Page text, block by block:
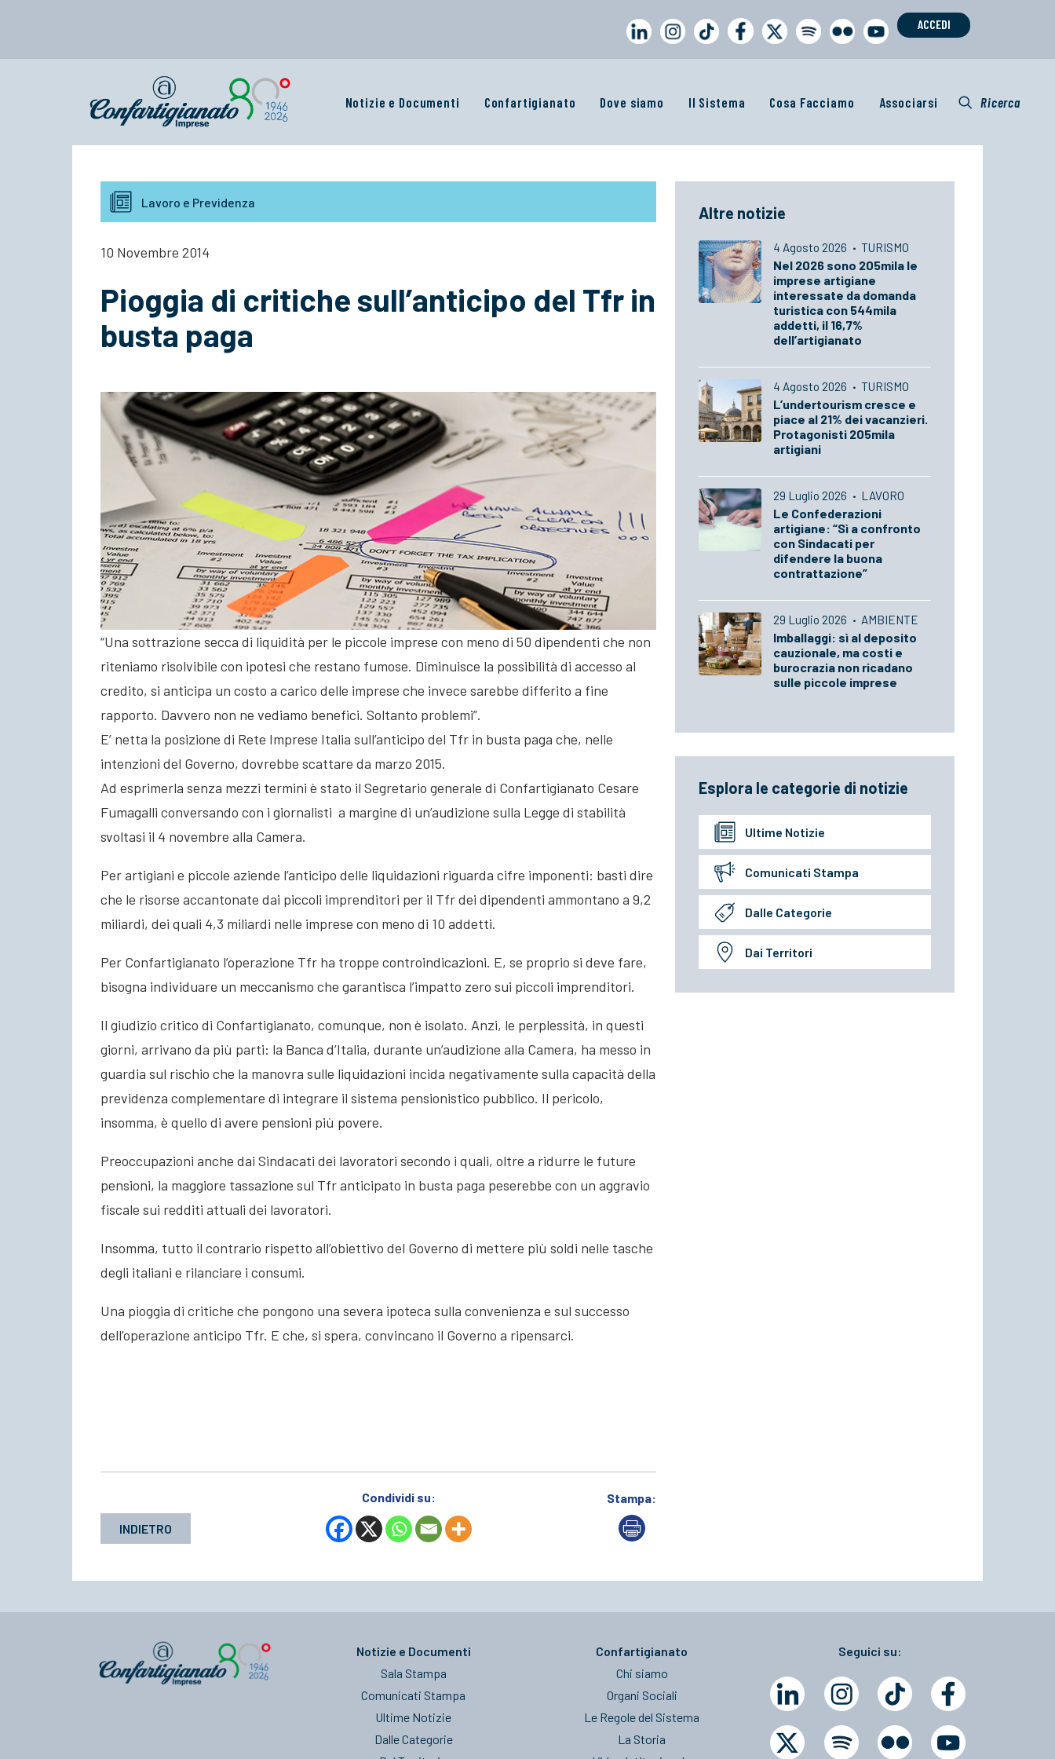
ACCEDI
Notizie e Documenti Confartigianato Dove siamo Il Sistema Cosa Facciamo Associarsi Ricerca
Lavoro e Previdenza
10 Novembre 2014
Pioggia di critiche sull’anticipo del Tfr in
busta paga
“Una sottrazione secca di liquidità per le piccole imprese con meno di 50 dipendenti che non
riteniamo risolvibile con ipotesi che restano fumose. Diminuisce la possibilità di accesso al
credito, si anticipa un costo a carico delle imprese che invece sarebbe differito a fine
rapporto. Davvero non ne vediamo benefici. Soltanto problemi”.
E’ netta la posizione di Rete Imprese Italia sull’anticipo del Tfr in busta paga che, nelle
intenzioni del Governo, dovrebbe scattare da marzo 2015.
Ad esprimerla senza mezzi termini è stato il Segretario generale di Confartigianato Cesare
Fumagalli conversando con i giornalisti a margine di un’audizione sulla Legge di stabilità
svoltasi il 4 novembre alla Camera.
Per artigiani e piccole aziende l’anticipo delle liquidazioni riguarda cifre imponenti: basti dire
che le risorse accantonate dai piccoli imprenditori per il Tfr dei dipendenti ammontano a 9,2
miliardi, dei quali 4,3 miliardi nelle imprese con meno di 10 addetti.
Per Confartigianato l’operazione Tfr ha troppe controindicazioni. E, se proprio si deve fare,
bisogna individuare un meccanismo che garantisca l’impatto zero sui piccoli imprenditori.
Il giudizio critico di Confartigianato, comunque, non è isolato. Anzi, le perplessità, in questi
giorni, arrivano da più parti: la Banca d’Italia, durante un’audizione alla Camera, ha messo in
guardia sul rischio che la manovra sulle liquidazioni incida negativamente sulla capacità della
previdenza complementare di integrare il sistema pensionistico pubblico. Il pericolo,
insomma, è quello di avere pensioni più povere.
Preoccupazioni anche dai Sindacati dei lavoratori secondo i quali, oltre a ridurre le future
pensioni, la maggiore tassazione sul Tfr anticipato in busta paga peserebbe con un aggravio
fiscale sui redditi attuali dei lavoratori.
Insomma, tutto il contrario rispetto all’obiettivo del Governo di mettere più soldi nelle tasche
degli italiani e rilanciare i consumi.
Una pioggia di critiche che pongono una severa ipoteca sulla convenienza e sul successo
dell’operazione anticipo Tfr. E che, si spera, convincano il Governo a ripensarci.
INDIETRO
Condividi su: Stampa:
Altre notizie
4 Agosto 2026 · TURISMO
Nel 2026 sono 205mila le
imprese artigiane
interessate da domanda
turistica con 544mila
addetti, il 16,7%
dell’artigianato
4 Agosto 2026 · TURISMO
L’undertourism cresce e
piace al 21% dei vacanzieri.
Protagonisti 205mila
artigiani
29 Luglio 2026 · LAVORO
Le Confederazioni
artigiane: “Sì a confronto
con Sindacati per
difendere la buona
contrattazione”
29 Luglio 2026 · AMBIENTE
Imballaggi: sì al deposito
cauzionale, ma costi e
burocrazia non ricadano
sulle piccole imprese
Esplora le categorie di notizie
Ultime Notizie
Comunicati Stampa
Dalle Categorie
Dai Territori
Notizie e Documenti
Sala Stampa
Comunicati Stampa
Ultime Notizie
Dalle Categorie
Confartigianato
Chi siamo
Organi Sociali
Le Regole del Sistema
La Storia
Seguici su: